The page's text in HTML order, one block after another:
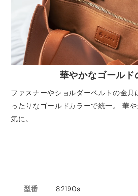
華やかなゴールド
ファスナーやショルダーベルトの金具
ったりなゴールドカラーで統一。 華
気に。
型番 82190s